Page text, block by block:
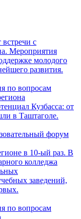
с
Мероприятия
молодого
развития.
по вопросам
Кузбасса: от
в Таштаголе.
форум
в 10-ый раз. В
колледжа
заведений,
по вопросам